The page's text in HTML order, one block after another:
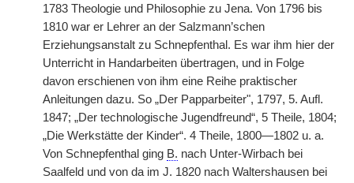
1783 Theologie und Philosophie zu Jena. Von 1796 bis
1810 war er Lehrer an der Salzmann’schen
Erziehungsanstalt zu Schnepfenthal. Es war ihm hier der
Unterricht in Handarbeiten übertragen, und in Folge
davon erschienen von ihm eine Reihe praktischer
Anleitungen dazu. So „Der Papparbeiter", 1797, 5. Aufl.
1847; „Der technologische Jugendfreund“, 5 Theile, 1804;
„Die Werkstätte der Kinder“. 4 Theile, 1800—1802 u. a.
Von Schnepfenthal ging B. nach Unter-Wirbach bei
Saalfeld und von da im J. 1820 nach Waltershausen bei